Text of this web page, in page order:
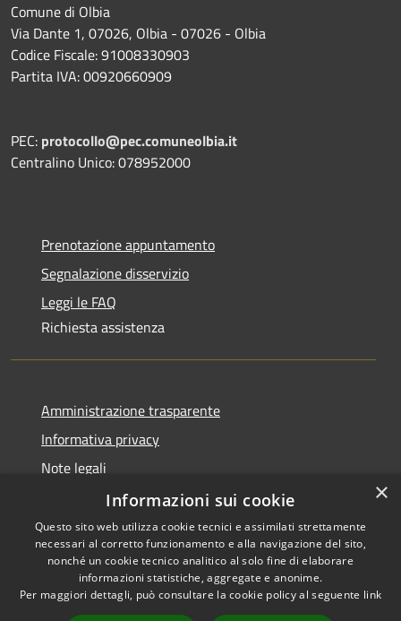
Comune di Olbia
Via Dante 1, 07026, Olbia - 07026 - Olbia
Codice Fiscale: 91008330903
Partita IVA: 00920660909
PEC: protocollo@pec.comuneolbia.it
Centralino Unico: 078952000
Prenotazione appuntamento
Segnalazione disservizio
Leggi le FAQ
Richiesta assistenza
Amministrazione trasparente
Informativa privacy
Note legali
Dichiarazione di accessibilità
RSS
Accessibilità
Copyright © 2026 • Comune di
×
Informazioni sui cookie
Questo sito web utilizza cookie tecnici e assimilati strettamente
necessari al corretto funzionamento e alla navigazione del sito,
nonché un cookie tecnico analitico al solo fine di elaborare
informazioni statistiche, aggregate e anonime.
Per maggiori dettagli, può consultare la cookie policy al seguente link